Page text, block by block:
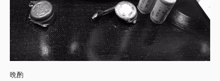
晩酌